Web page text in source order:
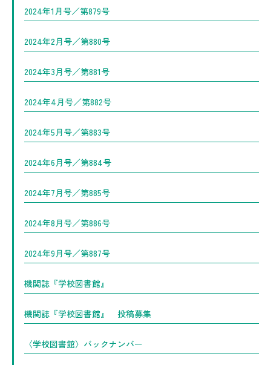
2024年1月号／第879号
2024年2月号／第880号
2024年3月号／第881号
2024年4月号／第882号
2024年5月号／第883号
2024年6月号／第884号
2024年7月号／第885号
2024年8月号／第886号
2024年9月号／第887号
機関誌『学校図書館』
機関誌『学校図書館』 投稿募集
〈学校図書館〉バックナンバー